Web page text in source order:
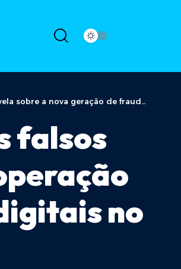
geração de fraudes digitais no Brasil
falsos
no